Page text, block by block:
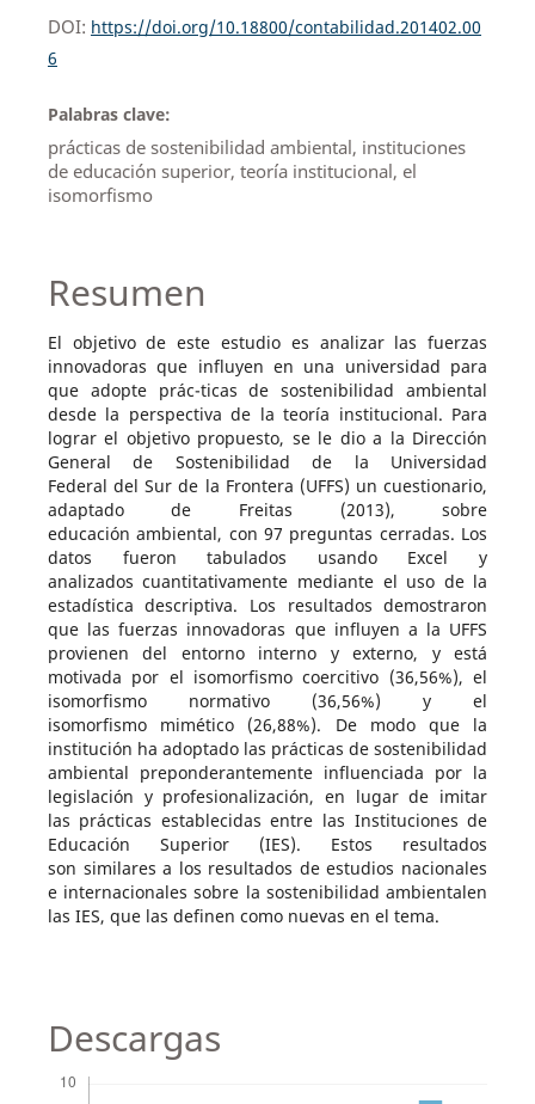
DOI: https://doi.org/10.18800/contabilidad.201402.00
6
Palabras clave:
prácticas de sostenibilidad ambiental, instituciones
de educación superior, teoría institucional, el
isomorfismo
Resumen
El objetivo de este estudio es analizar las fuerzas
innovadoras que influyen en una universidad para
que adopte prác-ticas de sostenibilidad ambiental
desde la perspectiva de la teoría institucional. Para
lograr el objetivo propuesto, se le dio a la Dirección
General de Sostenibilidad de la Universidad
Federal del Sur de la Frontera (UFFS) un cuestionario,
adaptado de Freitas (2013), sobre
educación ambiental, con 97 preguntas cerradas. Los
datos fueron tabulados usando Excel y
analizados cuantitativamente mediante el uso de la
estadística descriptiva. Los resultados demostraron
que las fuerzas innovadoras que influyen a la UFFS
provienen del entorno interno y externo, y está
motivada por el isomorfismo coercitivo (36,56%), el
isomorfismo normativo (36,56%) y el
isomorfismo mimético (26,88%). De modo que la
institución ha adoptado las prácticas de sostenibilidad
ambiental preponderantemente influenciada por la
legislación y profesionalización, en lugar de imitar
las prácticas establecidas entre las Instituciones de
Educación Superior (IES). Estos resultados
son similares a los resultados de estudios nacionales
e internacionales sobre la sostenibilidad ambientalen
las IES, que las definen como nuevas en el tema.
Descargas